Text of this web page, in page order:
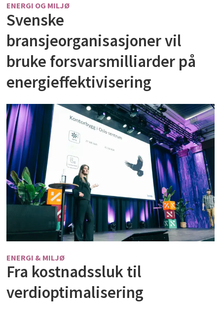
ENERGI OG MILJØ
Svenske
bransjeorganisasjoner vil
bruke forsvarsmilliarder på
energieffektivisering
ENERGI & MILJØ
Fra kostnadssluk til
verdioptimalisering